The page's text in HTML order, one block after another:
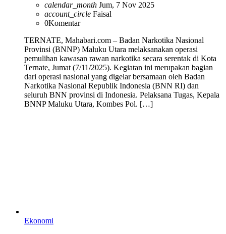
calendar_month Jum, 7 Nov 2025
account_circle Faisal
0Komentar
TERNATE, Mahabari.com – Badan Narkotika Nasional
Provinsi (BNNP) Maluku Utara melaksanakan operasi
pemulihan kawasan rawan narkotika secara serentak di Kota
Ternate, Jumat (7/11/2025). Kegiatan ini merupakan bagian
dari operasi nasional yang digelar bersamaan oleh Badan
Narkotika Nasional Republik Indonesia (BNN RI) dan
seluruh BNN provinsi di Indonesia. Pelaksana Tugas, Kepala
BNNP Maluku Utara, Kombes Pol. […]
Ekonomi